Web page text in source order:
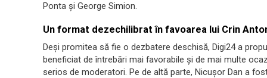
Ponta și George Simion.
Un format dezechilibrat în favoarea lui Crin
Deși promitea să fie o dezbatere deschisă, Digi24 a
beneficiat de întrebări mai favorabile și de mai multe
serios de moderatori. Pe de altă parte, Nicușor Dan a